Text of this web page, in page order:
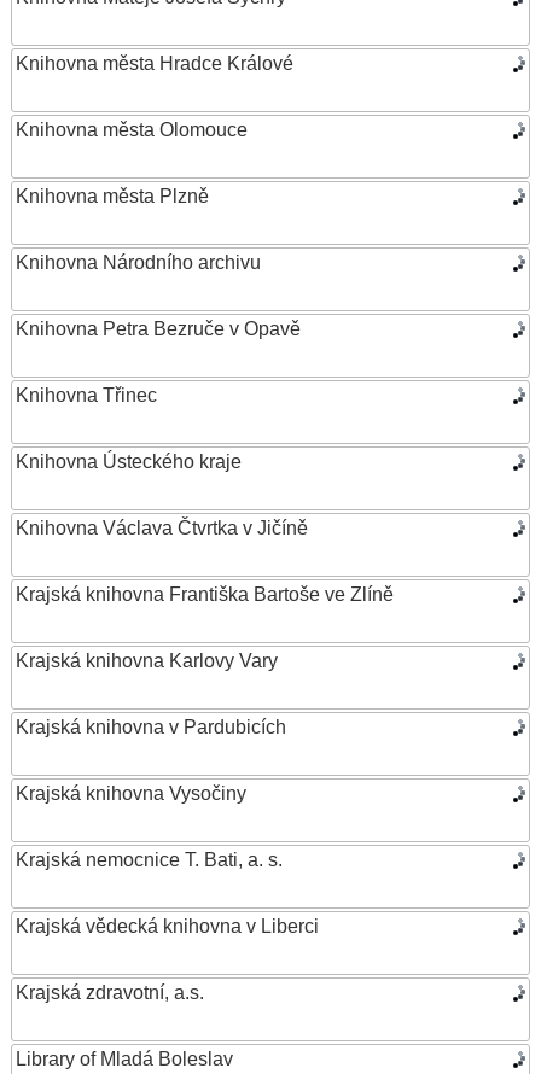
Knihovna města Hradce Králové
Knihovna města Olomouce
Knihovna města Plzně
Knihovna Národního archivu
Knihovna Petra Bezruče v Opavě
Knihovna Třinec
Knihovna Ústeckého kraje
Knihovna Václava Čtvrtka v Jičíně
Krajská knihovna Františka Bartoše ve Zlíně
Krajská knihovna Karlovy Vary
Krajská knihovna v Pardubicích
Krajská knihovna Vysočiny
Krajská nemocnice T. Bati, a. s.
Krajská vědecká knihovna v Liberci
Krajská zdravotní, a.s.
Library of Mladá Boleslav